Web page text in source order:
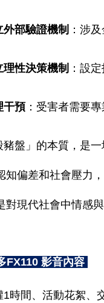
外部驗證機制 ：涉
理性決策機制 ：設
干預：受害者需要專
豬盤」的本質，是
知偏差和社會壓力
對現代社會中情感
FX110 影音內容
1時間、活動花絮、